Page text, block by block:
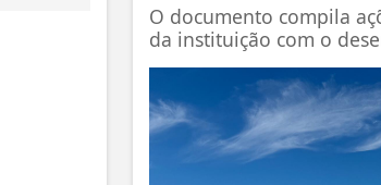
O documento compila
da instituição com o